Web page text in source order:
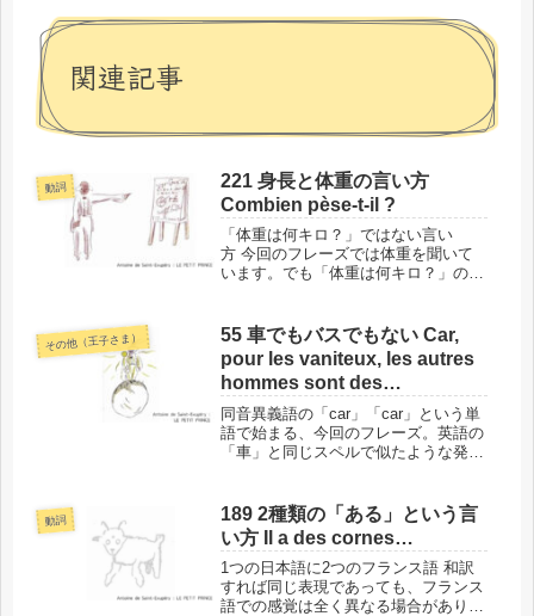
関連記事
動詞
221 身長と体重の言い方
Combien pèse-t-il ?
「体重は何キロ？」ではない言い
方 今回のフレーズでは体重を聞いて
います。でも「体重は何キロ？」のよ
フレーズの場所と背景 では、単語に
入る前に、今回のフレーズ
「Combien...
その他（王子さま）
55 車でもバスでもない Car,
pour les vaniteux, les autres
hommes sont des
admirateurs.
同音異義語の「car」「car」という単
語で始まる、今回のフレーズ。英語の
「車」と同じスペルで似たような発音
を意味する「car」があります。で
も、「車」ではありません。後半...
動詞
189 2種類の「ある」という言
い方 Il a des cornes…
1つの日本語に2つのフランス語 和訳
すれば同じ表現であっても、フランス
語での感覚は全く異なる場合がありま